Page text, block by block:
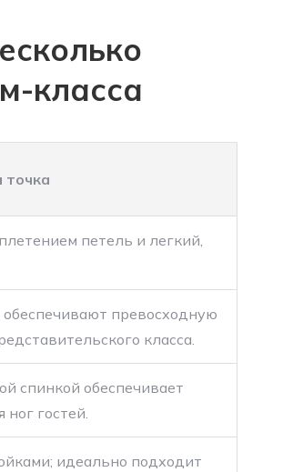
класса
точка
петель и легкий,
превосходную
класса.
спинкой обеспечивает
гостей.
идеально подходит